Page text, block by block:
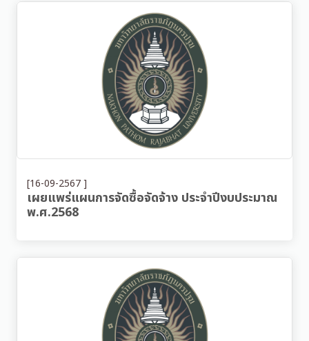
[16-09-2567 ]
เผยแพร่แผนการจัดซื้อจัดจ้าง ประจำปีงบประมาณ
พ.ศ.2568